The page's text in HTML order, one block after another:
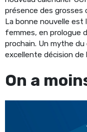
présence des grosses
La bonne nouvelle est
femmes, en prologue
prochain. Un mythe
excellente décision de
On a